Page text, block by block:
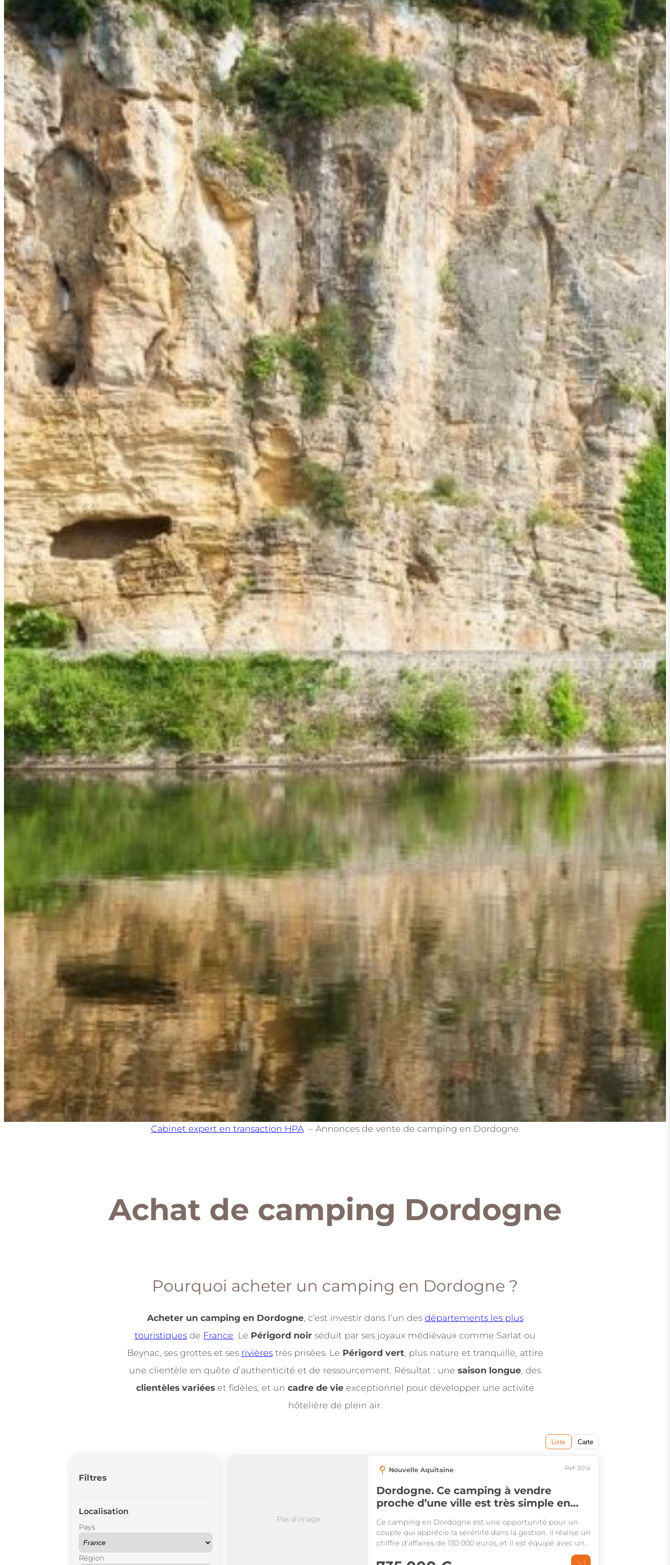
Cabinet expert en transaction HPA Annonces de vente de camping en Dordogne
Achat de camping Dordogne
Pourquoi acheter un camping en Dordogne ?
Acheter un camping en Dordogne, c’est investir dans l’un des départements les plus
touristiques de France. Le Périgord noir séduit par ses joyaux médiévaux comme Sarlat ou
Beynac, ses grottes et ses rivièrestrès prisées. Le Périgord vert, plus nature et tranquille, attire
une clientèle en quête d’authenticité et de ressourcement. Résultat : une saison longue, des
clientèles variéeset fidèles, et un cadre de vie exceptionnel pour développer une activité
hôtelière de plein air.
Liste Carte
Filtres
Localisation
Pays
Région
Pas d’image
Nouvelle Aquitaine Ref: 3014
Dordogne. Ce camping à vendre
proche d’une ville est très simple en
Ce camping en Dordogne est une opportunité pour un
couple qui apprécie la sérénité dans la gestion. il réalise un
chiffre d'affaires de 130 000 euros, et il est équipé avec une